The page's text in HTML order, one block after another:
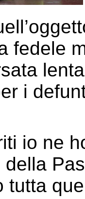
fedele
i
io ne
tutta